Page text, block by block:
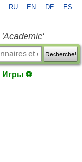
RU EN DE ES
Recherche!
Игры ⚽